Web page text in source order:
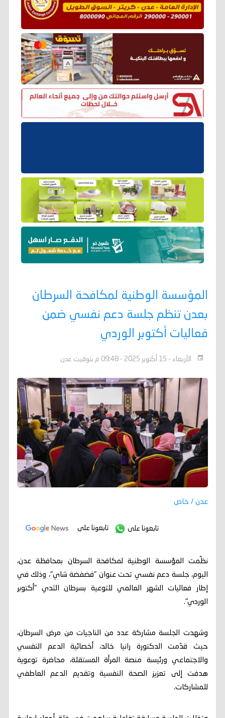
المؤسسة الوطنية لمكافحة السرطان
بعدن تنظم جلسة دعم نفسي ضمن
فعاليات أكتوبر الوردي
الأربعاء - 15 أكتوبر 2025 - 09:48 م بتوقيت عدن
عدن / خاص
تابعونا على تابعونا على
نظّمت المؤسسة الوطنية لمكافحة السرطان بمحافظة عدن،
اليوم، جلسة دعم نفسي تحت عنوان "فضفضة شاي"، وذلك في
إطار فعاليات الشهر العالمي للتوعية بسرطان الثدي "أكتوبر
الوردي".
وشهدت الجلسة مشاركة عدد من الناجيات من مرض السرطان،
حيث قدّمت الدكتورة رانيا خالد، أخصائية الدعم النفسي
والاجتماعي ورئيسة منصة المرأة المستقلة، محاضرة توعوية
هدفت إلى تعزيز الصحة النفسية وتقديم الدعم العاطفي
للمشاركات.